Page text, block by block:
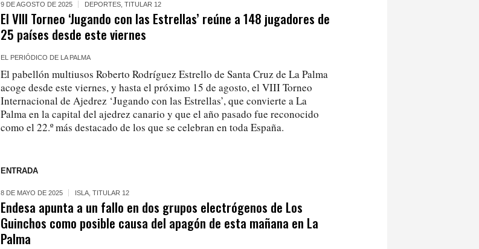
9 DE AGOSTO DE 2025 DEPORTES ,TITULAR 12
El VIII Torneo ‘Jugando con las Estrellas’ reúne a 148 jugadores de
25 países desde este viernes
EL PERIÓDICO DE LA PALMA
El pabellón multiusos Roberto Rodríguez Estrello de Santa Cruz de La Palma
acoge desde este viernes, y hasta el próximo 15 de agosto, el VIII Torneo
Internacional de Ajedrez ‘Jugando con las Estrellas’, que convierte a La
Palma en la capital del ajedrez canario y que el año pasado fue reconocido
como el 22.º más destacado de los que se celebran en toda España.
ENTRADA
8 DE MAYO DE 2025 ISLA ,TITULAR 12
Endesa apunta a un fallo en dos grupos electrógenos de Los
Guinchos como posible causa del apagón de esta mañana en La
Palma